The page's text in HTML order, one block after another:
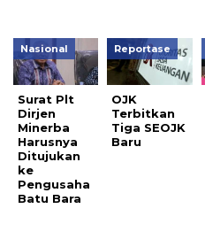
Nasional
Surat Plt
Dirjen
Minerba
Harusnya
Ditujukan
ke
Pengusaha
Batu Bara
Reportase
OJK
Terbitkan
Tiga SEOJK
Baru